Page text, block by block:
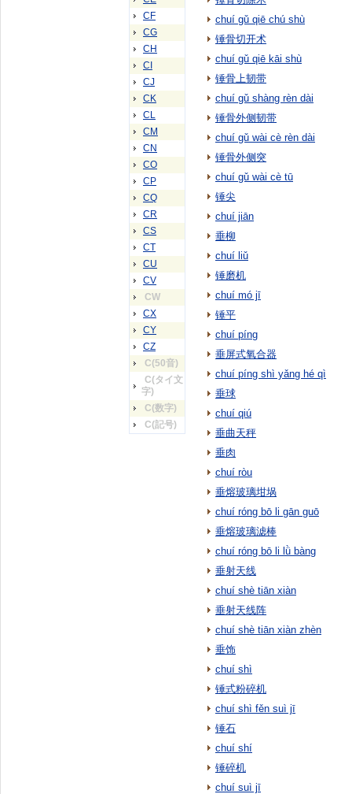
CF
CG
CH
CI
CJ
CK
CL
CM
CN
CO
CP
CQ
CR
CS
CT
CU
CV
CW
CX
CY
CZ
C(50音)
C(タイ文
字)
C(数字)
C(記号)
chuí gǔ qiē chú shù
锤骨切开术
chuí gǔ qiē kāi shù
锤骨上韧带
chuí gǔ shàng rèn dài
锤骨外侧韧带
chuí gǔ wài cè rèn dài
锤骨外侧突
chuí gǔ wài cè tū
锤尖
chuí jiān
垂柳
chuí liǔ
锤磨机
chuí mó jī
锤平
chuí píng
垂屏式氧合器
chuí píng shì yǎng hé qì
垂球
chuí qiú
垂曲天秤
垂肉
chuí ròu
垂熔玻璃坩埚
chuí róng bō li gān guō
垂熔玻璃滤棒
chuí róng bō li lǜ bàng
垂射天线
chuí shè tiān xiàn
垂射天线阵
chuí shè tiān xiàn zhèn
垂饰
chuí shì
锤式粉碎机
chuí shì fěn suì jī
锤石
chuí shí
锤碎机
chuí suì jī